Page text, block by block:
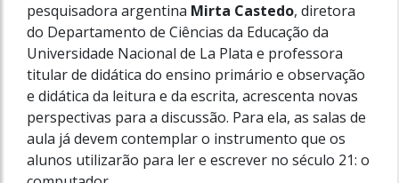
pesquisadora argentina Mirta Castedo, diretora
do Departamento de Ciências da Educação da
Universidade Nacional de La Plata e professora
titular de didática do ensino primário e observação
e didática da leitura e da escrita, acrescenta novas
perspectivas para a discussão. Para ela, as salas de
aula já devem contemplar o instrumento que os
alunos utilizarão para ler e escrever no século 21: o